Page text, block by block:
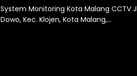
System Monitoring Kota Malang CCTV
Dowo, Kec. Klojen, Kota Malang,...